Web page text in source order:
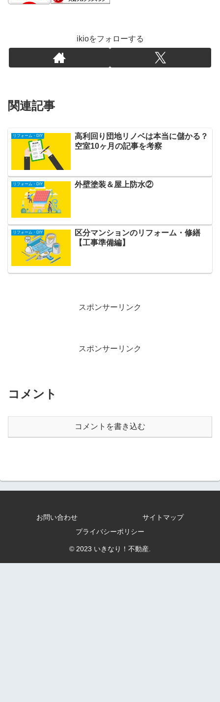
ikioをフォローする
関連記事
リフォーム・DIY
高利回り団地リノベは本当に儲かる？
空室10ヶ月の記事を考察
リフォーム・DIY 外壁塗装＆屋上防水②
リフォーム・DIY
区分マンションのリフォーム・修繕
【工事準備編】
スポンサーリンク
スポンサーリンク
コメント
コメントを書き込む
お問い合わせ
サイトマップ
プライバシーポリシー
© 2023 いきなり！不動産.